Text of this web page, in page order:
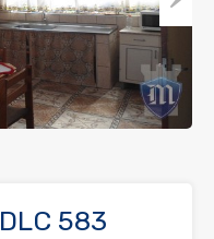
Next
DLC 583